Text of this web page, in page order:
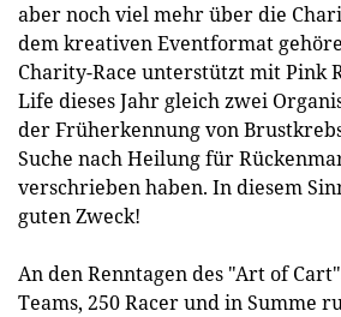
aber noch viel mehr über die
dem kreativen Eventformat
Charity-Race unterstützt mit Pink
Life dieses Jahr gleich zwei
der Früherkennung von
Suche nach Heilung für
verschrieben haben. In diesem
guten Zweck!
An den Renntagen des "Art of
Teams, 250 Racer und in Summe